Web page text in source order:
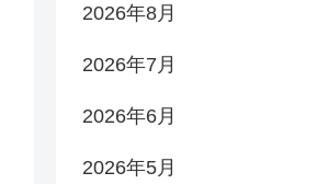
2026年8月
2026年7月
2026年6月
2026年5月